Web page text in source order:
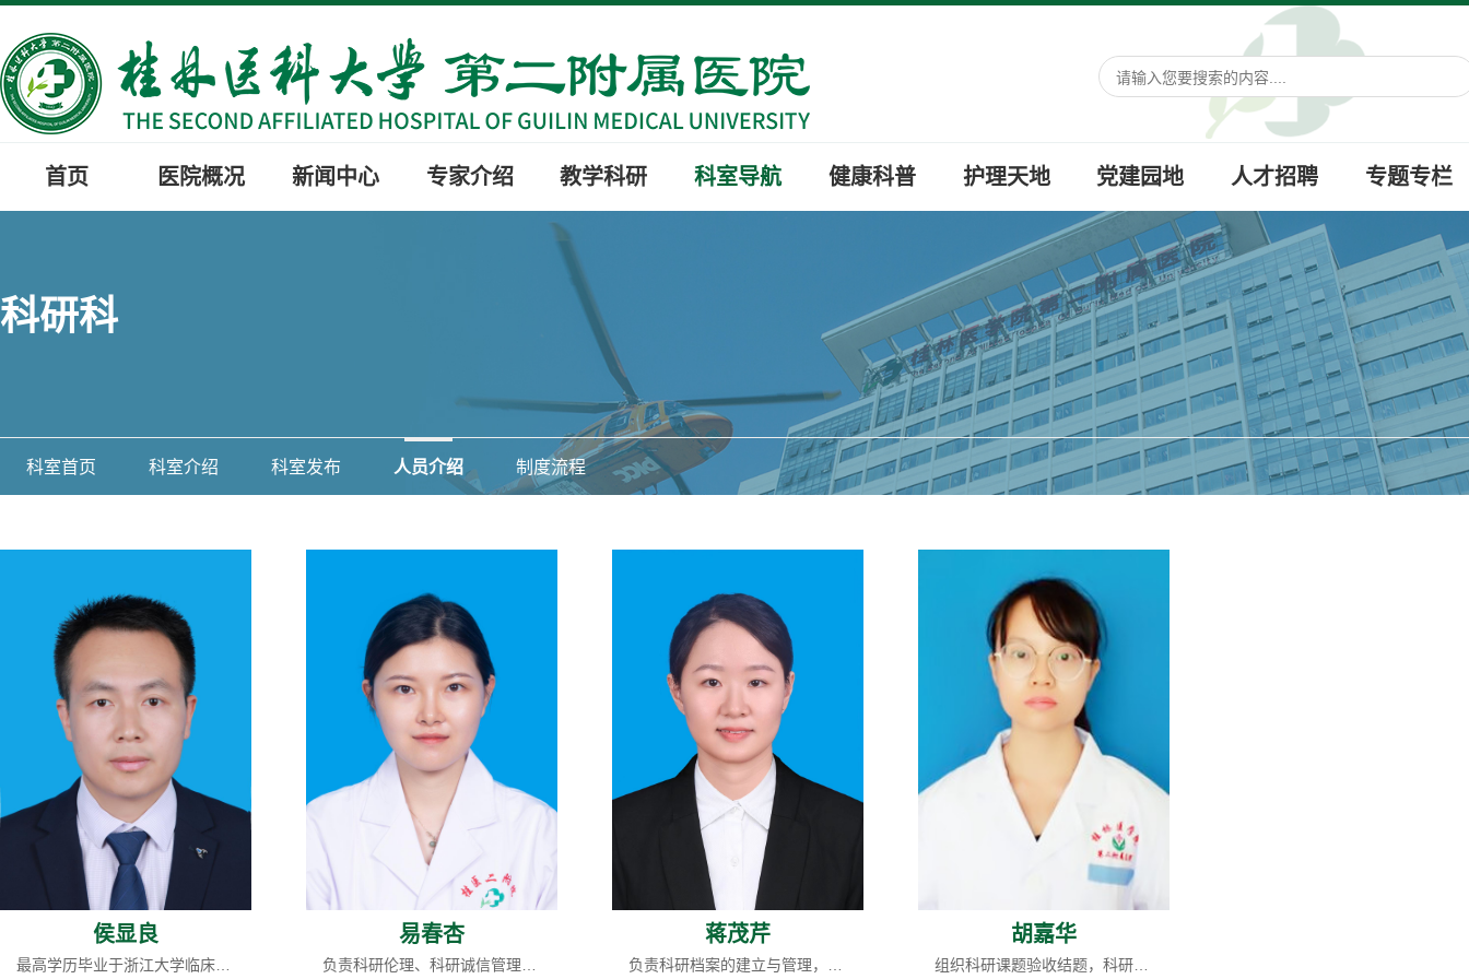
首页 医院概况 新闻中心 专家介绍 教学科研 科室导航 健康科普 护理天地 党建园地 人才招聘 专题专栏
科研科
科室首页 科室介绍 科室发布 人员介绍 制度流程
侯显良 易春杏 蒋茂芹 胡嘉华